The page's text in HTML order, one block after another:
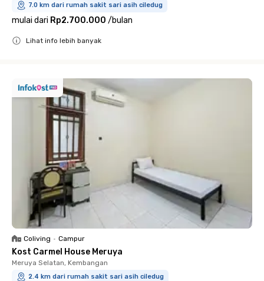
7.0 km dari rumah sakit sari asih ciledug
mulai dari Rp2.700.000 /bulan
Lihat info lebih banyak
Coliving • Campur
Kost Carmel House Meruya
Meruya Selatan, Kembangan
2.4 km dari rumah sakit sari asih ciledug